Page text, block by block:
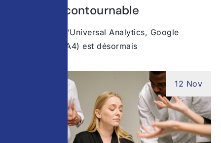
devenu incontournable
Depuis la fin d’Universal Analytics, Google
Analytics 4 (GA4) est désormais
12 Nov